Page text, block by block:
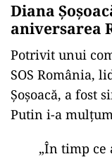
Diana
aniversarea
Potrivit unui
SOS România,
Șoșoacă, a fost
Putin i-a
„În timp ce